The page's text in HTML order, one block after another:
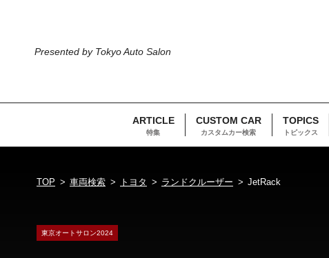
Presented by Tokyo Auto Salon
ARTICLE
特集
CUSTOM CAR
カスタムカー検索
TOPICS
トピックス
TOP 車両検索 トヨタ ランドクルーザー JetRack
東京オートサロン2024